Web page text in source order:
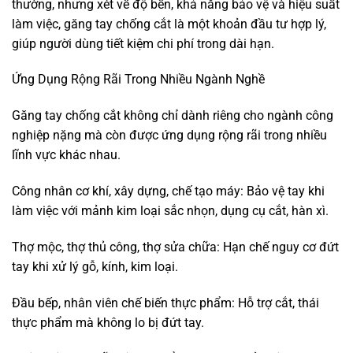
thường, nhưng xét về độ bền, khả năng bảo vệ và hiệu suất
làm việc, găng tay chống cắt là một khoản đầu tư hợp lý,
giúp người dùng tiết kiệm chi phí trong dài hạn.
Ứng Dụng Rộng Rãi Trong Nhiều Ngành Nghề
Găng tay chống cắt không chỉ dành riêng cho ngành công
nghiệp nặng mà còn được ứng dụng rộng rãi trong nhiều
lĩnh vực khác nhau.
Công nhân cơ khí, xây dựng, chế tạo máy: Bảo vệ tay khi
làm việc với mảnh kim loại sắc nhọn, dụng cụ cắt, hàn xì.
Thợ mộc, thợ thủ công, thợ sửa chữa: Hạn chế nguy cơ đứt
tay khi xử lý gỗ, kính, kim loại.
Đầu bếp, nhân viên chế biến thực phẩm: Hỗ trợ cắt, thái
thực phẩm mà không lo bị đứt tay.